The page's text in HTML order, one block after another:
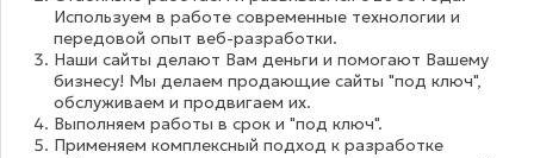
Используем в работе современные технологии и
передовой опыт веб-разработки.
Наши сайты делают Вам деньги и помогают Вашему
бизнесу! Мы делаем продающие сайты "под ключ",
обслуживаем и продвигаем их.
Выполняем работы в срок и "под ключ".
Применяем комплексный подход к разработке